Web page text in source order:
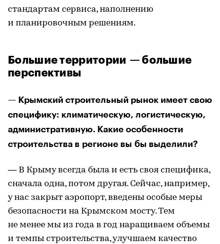
стандартам сервиса, наполнению
и планировочным решениям.
Большие территории — большие
перспективы
— Крымский строительный рынок имеет свою
специфику: климатическую, логистическую,
административную. Какие особенности
строительства в регионе вы бы выделили?
— В Крыму всегда была и есть своя специфика,
сначала одна, потом другая. Сейчас, например,
у нас закрыт аэропорт, введены особые меры
безопасности на Крымском мосту. Тем
не менее мы из года в год наращиваем объемы
и темпы строительства, улучшаем качество